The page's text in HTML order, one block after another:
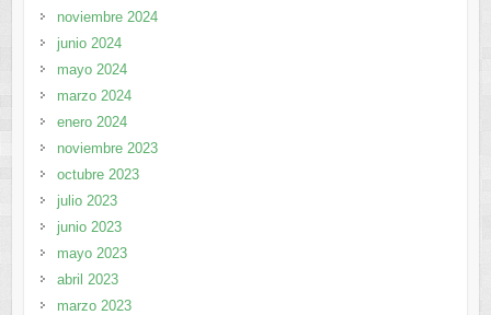
noviembre 2024
junio 2024
mayo 2024
marzo 2024
enero 2024
noviembre 2023
octubre 2023
julio 2023
junio 2023
mayo 2023
abril 2023
marzo 2023